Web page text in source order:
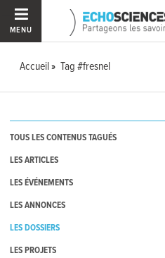
MENU
Accueil Tag #fresnel
TOUS LES CONTENUS TAGUÉS
LES ARTICLES
LES ÉVÉNEMENTS
LES ANNONCES
LES DOSSIERS
LES PROJETS